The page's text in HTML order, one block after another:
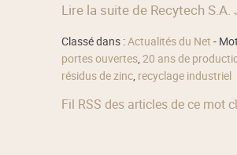
Lire la suite de Recytech
Classé dans :Actualités du Net -
portes ouvertes, 20 ans de
résidus de zinc, recyclage industriel
Fil RSS des articles de ce mot